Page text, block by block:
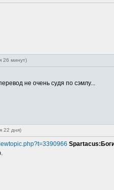
26 минут)
не очень судя по сэмлу...
22 дня)